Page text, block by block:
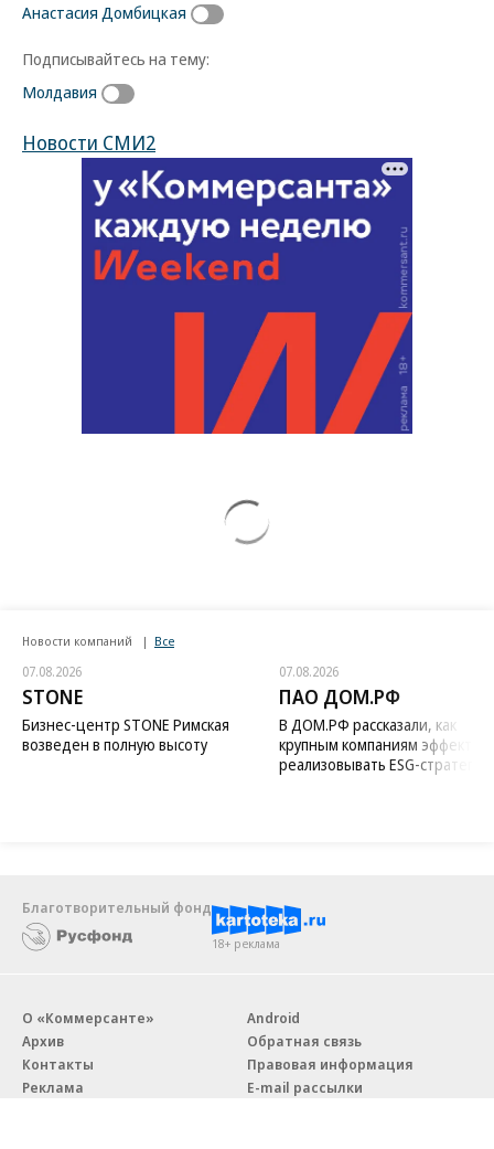
Анастасия Домбицкая
Подписывайтесь на тему:
Молдавия
Новости СМИ2
Новости компаний Все
07.08.2026
STONE
Бизнес-центр STONE Римская
возведен в полную высоту
07.08.2026
ПАО ДОМ.РФ
В ДОМ.РФ рассказали, как
крупным компаниям
реализовывать ESG-стратегию
Благотворительный фонд
18+ реклама
О «Коммерсанте»
Архив
Контакты
Реклама
Android
Обратная связь
Правовая информация
E-mail рассылки